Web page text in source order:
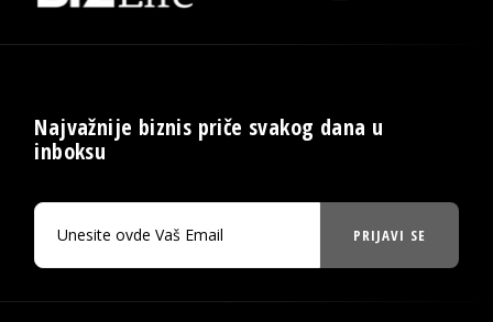
Najvažnije biznis priče svakog dana u
inboksu
PRIJAVI SE